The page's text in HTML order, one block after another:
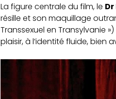
La figure centrale du film, le
résille et son maquillage
Transsexuel en Transylvanie
plaisir, à l’identité fluide, bien